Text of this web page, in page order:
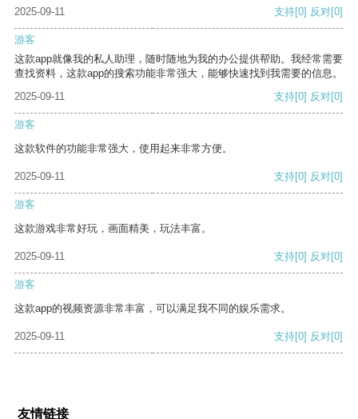
2025-09-11
支持[0] 反对[0]
游客
这款app就像我的私人助理，随时随地为我的办公提供帮助。我经常需要
查找资料，这款app的搜索功能非常强大，能够快速找到我需要的信息。
2025-09-11
支持[0] 反对[0]
游客
这款软件的功能非常强大，使用起来非常方便。
2025-09-11 支持[0] 反对[0]
游客
这款游戏非常好玩，画面精美，玩法丰富。
2025-09-11 支持[0] 反对[0]
游客
这款app的视频资源非常丰富，可以满足我不同的娱乐需求。
2025-09-11 支持[0] 反对[0]
友情链接